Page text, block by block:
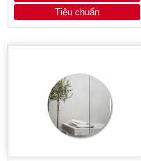
Tiêu chuẩn